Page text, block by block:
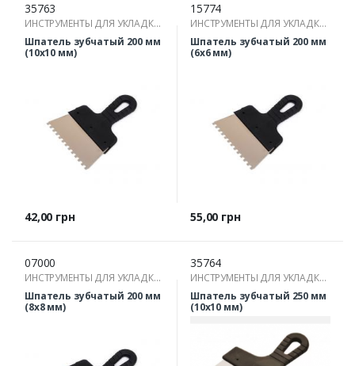
35763
ИНСТРУМЕНТЫ ДЛЯ УКЛАДКИ
ПЛИТКИ
Шпатель зубчатый 200 мм
(10х10 мм)
Цена
42,00 грн
15774
ИНСТРУМЕНТЫ ДЛЯ УКЛАДКИ
ПЛИТКИ
Шпатель зубчатый 200 мм
(6х6 мм)
Цена
55,00 грн
07000
ИНСТРУМЕНТЫ ДЛЯ УКЛАДКИ
ПЛИТКИ
Шпатель зубчатый 200 мм
(8х8 мм)
35764
ИНСТРУМЕНТЫ ДЛЯ УКЛАДКИ
ПЛИТКИ
Шпатель зубчатый 250 мм
(10х10 мм)